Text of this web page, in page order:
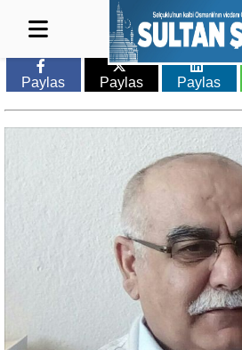
Paylas Paylas Paylas